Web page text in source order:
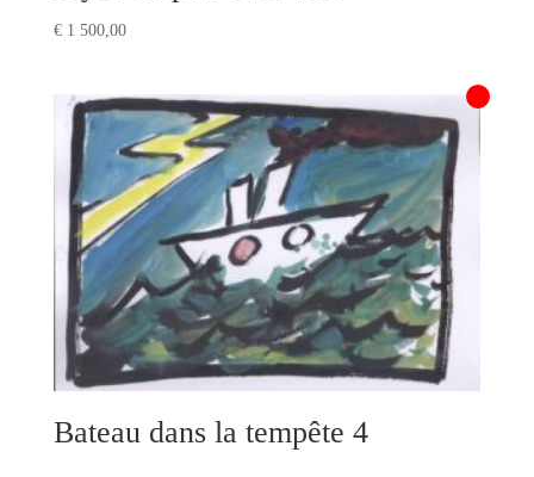
€1 500,00
Bateau dans la tempête 4